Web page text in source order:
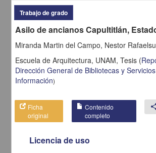
Estrada García, Victor Hugosustentante
Trabajo de grado
Asilo de ancianos Capultitlán,
Miranda Martin del Campo, Nestor
Escuela de Arquitectura, UNAM, Tesis (
Dirección General de Bibliotecas y
Información)
Ficha
original
Contenido
completo
Licencia de uso